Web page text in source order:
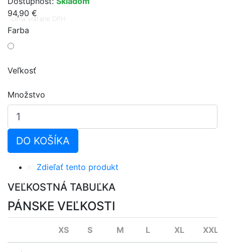
94,90 €
cena vrátane DPH
Farba
Veľkosť
Množstvo
DO KOŠÍKA
Zdieľať tento produkt
VEĽKOSTNÁ TABUĽKA
PÁNSKE VEĽKOSTI
XS S M L XL XXL